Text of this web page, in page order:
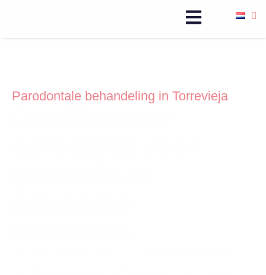
Parodontale behandeling in Torrevieja